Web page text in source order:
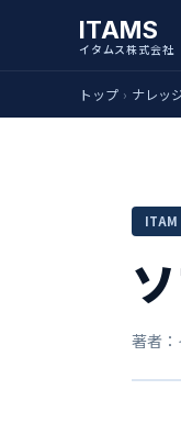
ITAMS
イタムス株式会社
トップ › ナレッ
ITAM
著者